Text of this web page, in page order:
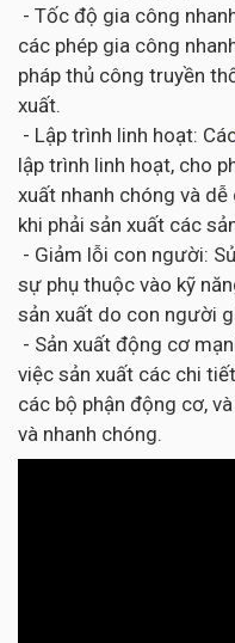
- Tốc độ gia công
các phép gia công
pháp thủ công truyền
xuất.
- Lập trình linh hoạt:
lập trình linh hoạt, cho
xuất nhanh chóng và
khi phải sản xuất các
- Giảm lỗi con người:
sự phụ thuộc vào kỹ
sản xuất do con người
- Sản xuất động cơ
việc sản xuất các chi
các bộ phận động cơ,
và nhanh chóng.